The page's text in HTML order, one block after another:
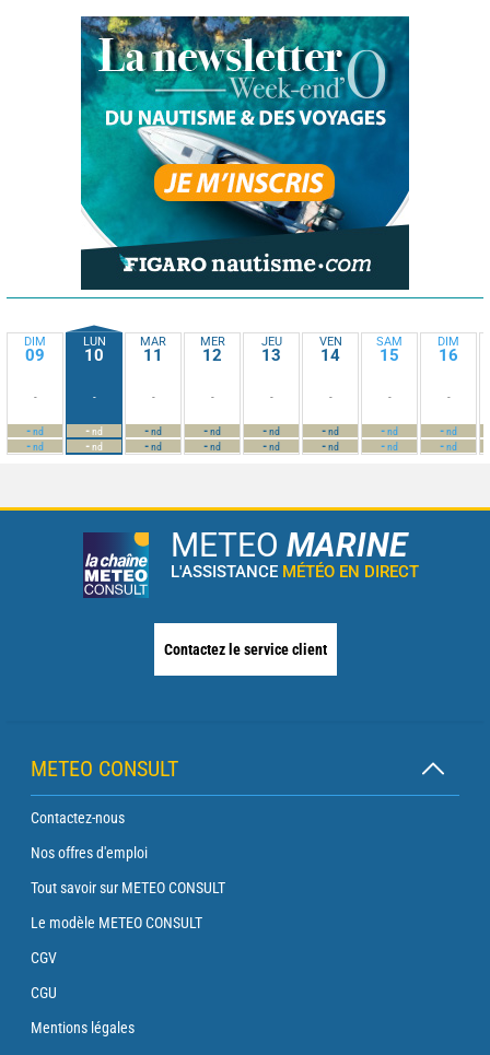
DIM
09
-
-nd
-nd
LUN
10
-
-nd
-nd
MAR
11
-
-nd
-nd
MER
12
-
-nd
-nd
JEU
13
-
-nd
-nd
VEN
14
-
-nd
-nd
SAM
15
-
-nd
-nd
DIM
16
-
-nd
-nd
METEO MARINE
L'ASSISTANCE MÉTÉO EN DIRECT
Contactez le service client
METEO CONSULT
Contactez-nous
Nos offres d'emploi
Tout savoir sur METEO CONSULT
Le modèle METEO CONSULT
CGV
CGU
Mentions légales